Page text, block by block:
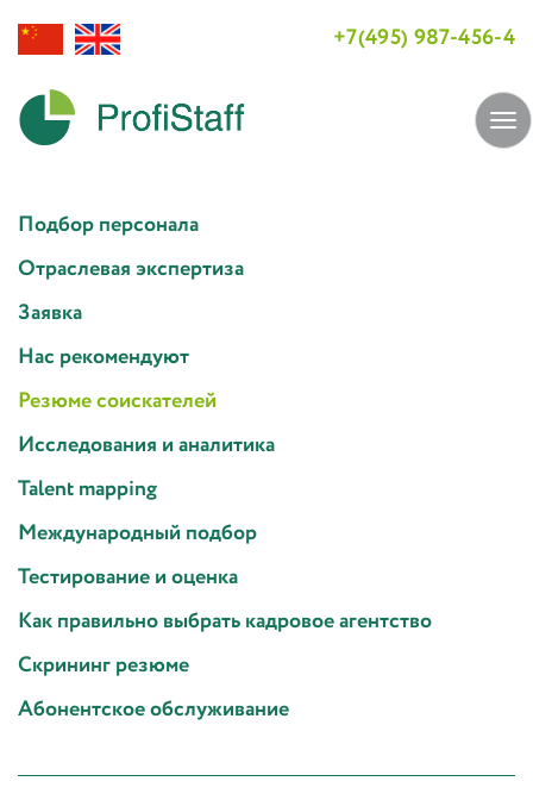
+7(495) 987-456-4
Подбор персонала
Отраслевая экспертиза
Заявка
Нас рекомендуют
Резюме соискателей
Исследования и аналитика
Talent mapping
Международный подбор
Тестирование и оценка
Как правильно выбрать кадровое агентство
Скрининг резюме
Абонентское обслуживание